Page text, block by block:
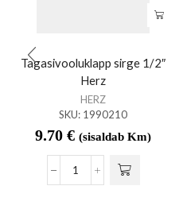
Tagasivooluklapp sirge 1/2″
Herz
HERZ
SKU: 1990210
9.70 € (sisaldab Km)